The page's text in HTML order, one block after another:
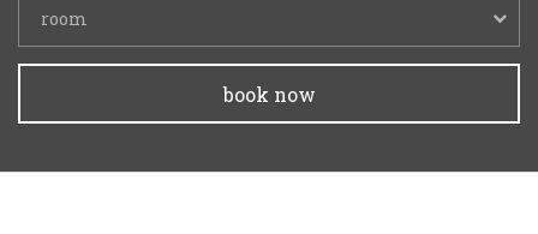
room
book now